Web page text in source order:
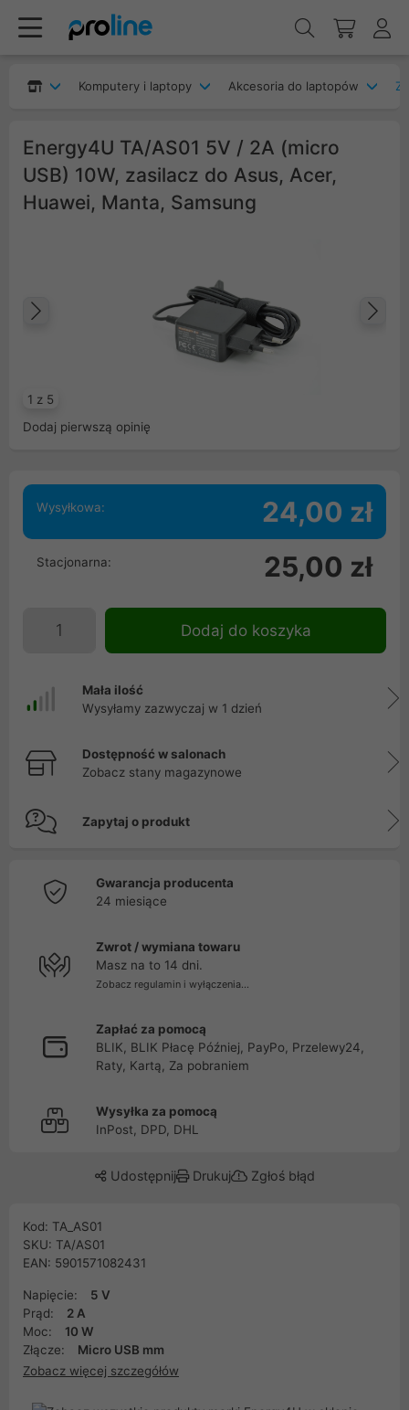
Komputery i laptopy Akcesoria do laptopów
Energy4U TA/AS01 5V / 2A (micro
USB) 10W, zasilacz do Asus, Acer,
Huawei, Manta, Samsung
1 z 5
Poprzedni
Dodaj pierwszą opinię
Wysyłkowa: 24,00 zł
Stacjonarna: 25,00 zł
Dodaj do koszyka
Mała ilość
Wysyłamy zazwyczaj w 1 dzień
Dostępność w salonach
Zobacz stany magazynowe
Zapytaj o produkt
Gwarancja producenta
24 miesiące
Zwrot / wymiana towaru
Masz na to 14 dni.
Zobacz regulamin i wyłączenia...
Zapłać za pomocą
BLIK, BLIK Płacę Później, PayPo, Przelewy24,
Raty, Kartą, Za pobraniem
Wysyłka za pomocą
InPost, DPD, DHL
Udostępnij Drukuj Zgłoś błąd
Kod: TA_AS01
SKU: TA/AS01
EAN: 5901571082431
Napięcie:
5 V
Prąd:
2 A
Moc:
10 W
Złącze:
Micro USB mm
Zobacz więcej szczegółów